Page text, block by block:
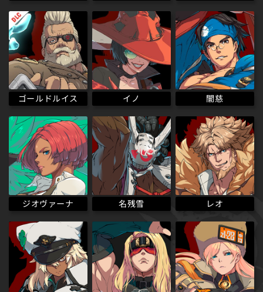
ゴールドルイス イノ 闇慈
ジオヴァーナ 名残雪 レオ